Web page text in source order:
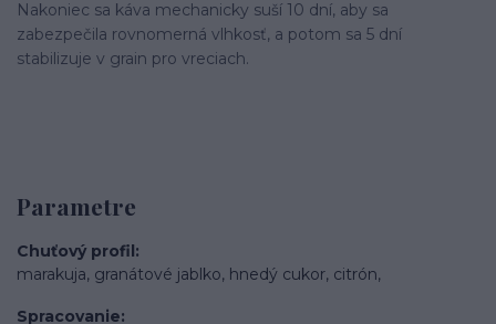
Nakoniec sa káva mechanicky suší 10 dní, aby sa
zabezpečila rovnomerná vlhkosť, a potom sa 5 dní
stabilizuje v grain pro vreciach.
Parametre
Chuťový profil
marakuja, granátové jablko, hnedý cukor, citrón,
Spracovanie